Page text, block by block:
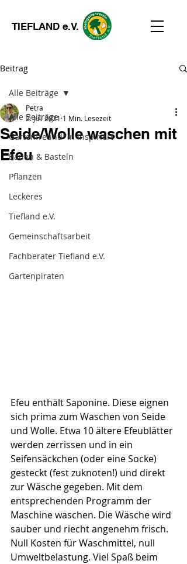
TIEFLAND e.V.
Beitrag
Alle Beiträge
Gartenfreund*in inspiriert
Bauen & Basteln
Pflanzen
Leckeres
Tiefland e.V.
Gemeinschaftsarbeit
Fachberater Tiefland e.V.
Gartenpiraten
Alle Beiträge
Seide/Wolle waschen mit
Efeu
Petra
2. Juli 2021 1 Min. Lesezeit
Efeu enthält Saponine. Diese eignen
sich prima zum Waschen von Seide
und Wolle. Etwa 10 ältere Efeublätter
werden zerrissen und in ein
Seifensäckchen (oder eine Socke)
gesteckt (fest zuknoten!) und direkt
zur Wäsche gegeben. Mit dem
entsprechenden Programm der
Maschine waschen. Die Wäsche wird
sauber und riecht angenehm frisch.
Null Kosten für Waschmittel, null
Umweltbelastung. Viel Spaß beim